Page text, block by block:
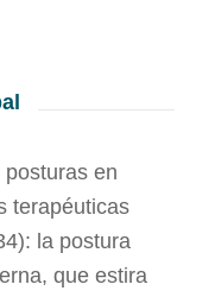
en
terapéuticas
la postura
que estira